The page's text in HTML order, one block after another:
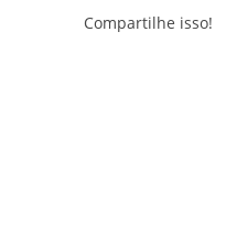
Compartilhe isso!